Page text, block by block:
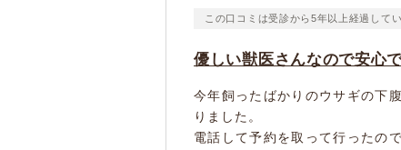
この口コミは受診から5年以上経過してい
優しい獣医さんなので安心で
今年飼ったばかりのウサギの下
りました。
電話して予約を取って行ったの